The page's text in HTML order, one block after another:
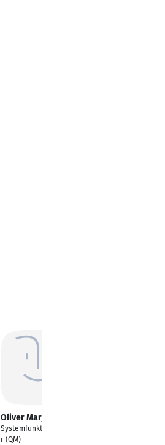
Oliver Marjan
Systemfunktionsprüfe
r (QM)